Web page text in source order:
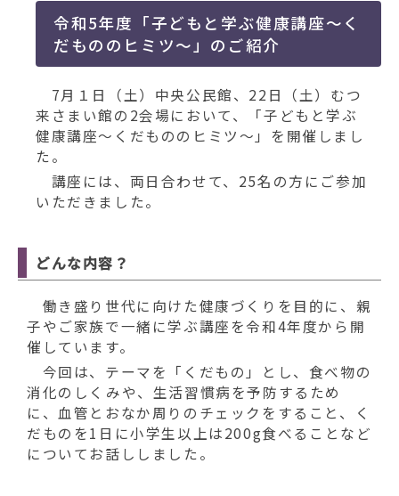
令和5年度「子どもと学ぶ健康講座～く
だもののヒミツ～」のご紹介
7月１日（土）中央公民館、22日（土）むつ
来さまい館の2会場において、「子どもと学ぶ
健康講座～くだもののヒミツ～」を開催しまし
た。
講座には、両日合わせて、25名の方にご参加
いただきました。
どんな内容？
働き盛り世代に向けた健康づくりを目的に、親
子やご家族で一緒に学ぶ講座を令和4年度から開
催しています。
今回は、テーマを「くだもの」とし、食べ物の
消化のしくみや、生活習慣病を予防するため
に、血管とおなか周りのチェックをすること、く
だものを1日に小学生以上は200g食べることなど
についてお話ししました。